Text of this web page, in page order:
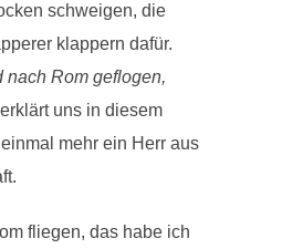
schweigen, die
klappern dafür.
nach Rom geflogen,
erklärt uns in diesem
mehr ein Herr aus
fliegen, das habe ich